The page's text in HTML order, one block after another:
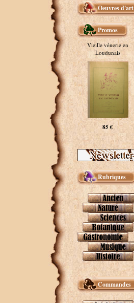
Oeuvres d'art
Promos
Vieille vénerie en
Loudunais
85 €
Rubriques
Commandes